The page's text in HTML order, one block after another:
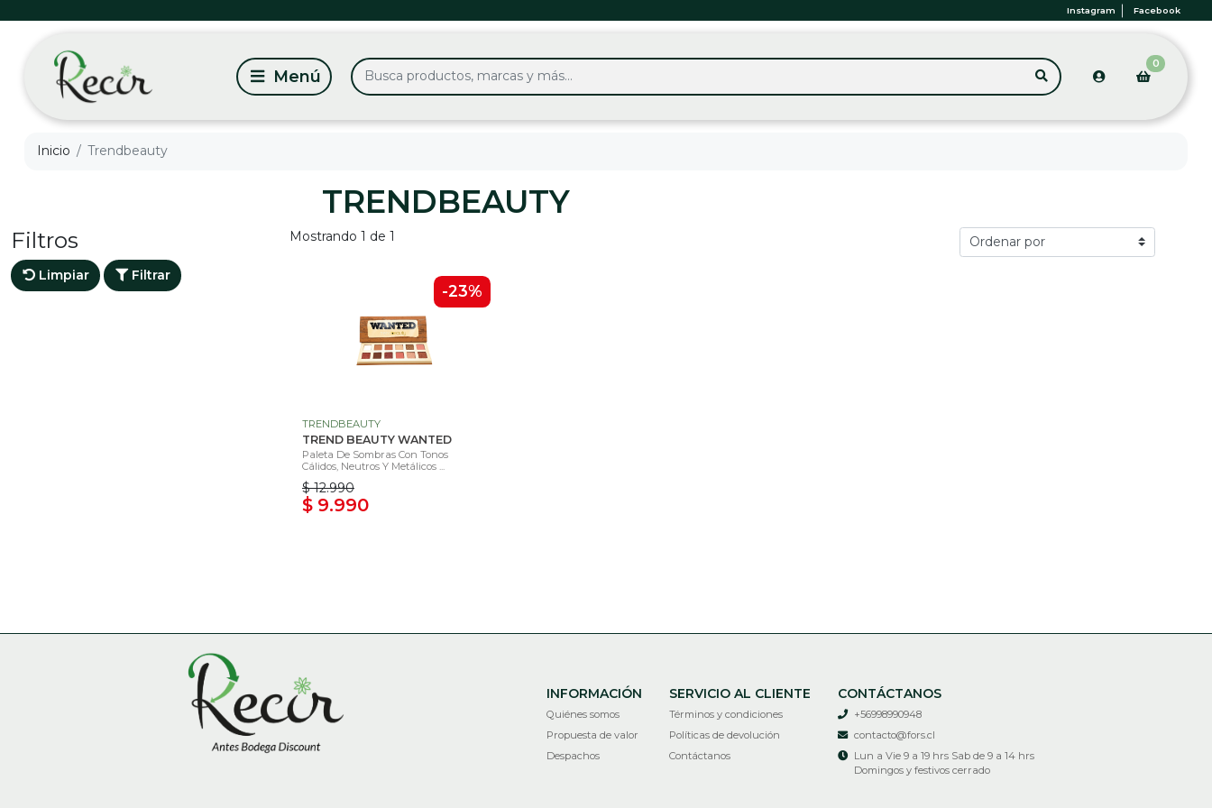
Instagram Facebook
0
Inicio Trendbeauty
TRENDBEAUTY
Filtros
Limpiar Filtrar
Mostrando 1 de 1
-23%
TRENDBEAUTY
TREND BEAUTY WANTED
Paleta De Sombras Con Tonos
Cálidos, Neutros Y Metálicos ...
$ 12.990
$ 9.990
INFORMACIÓN
Quiénes somos
Propuesta de valor
Despachos
SERVICIO AL CLIENTE
Términos y condiciones
Políticas de devolución
Contáctanos
CONTÁCTANOS
+56998990948
contacto@fors.cl
Lun a Vie 9 a 19 hrs Sab de 9 a 14 hrs
Domingos y festivos cerrado